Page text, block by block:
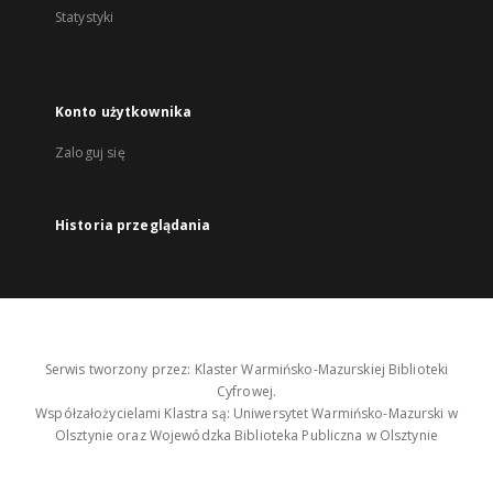
Statystyki
Konto użytkownika
Zaloguj się
Historia przeglądania
Serwis tworzony przez: Klaster Warmińsko-Mazurskiej Biblioteki
Cyfrowej.
Współzałożycielami Klastra są: Uniwersytet Warmińsko-Mazurski w
Olsztynie oraz Wojewódzka Biblioteka Publiczna w Olsztynie